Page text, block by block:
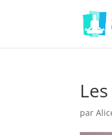
par